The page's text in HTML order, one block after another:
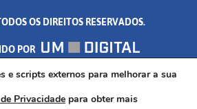
ferramentas
OS DIREITOS RESERVADOS.
POR
328 - PALMEIRAS, FORMIGA/MG - CEP:
35.574.530
e scripts externos para melhorar a sua
Privacidade para obter mais